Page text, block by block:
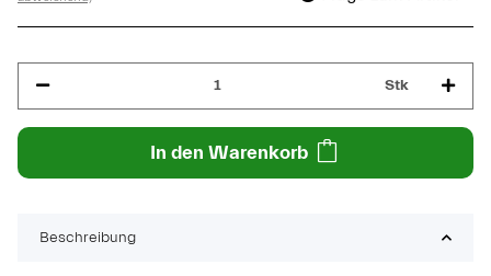
Stk
In den Warenkorb
Beschreibung